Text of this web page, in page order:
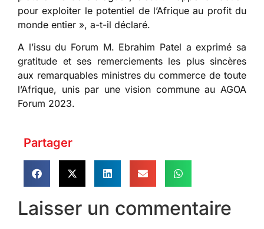
pour exploiter le potentiel de l’Afrique au profit du
monde entier », a-t-il déclaré.
A l’issu du Forum M. Ebrahim Patel a exprimé sa
gratitude et ses remerciements les plus sincères
aux remarquables ministres du commerce de toute
l’Afrique, unis par une vision commune au AGOA
Forum 2023.
Partager
Laisser un commentaire